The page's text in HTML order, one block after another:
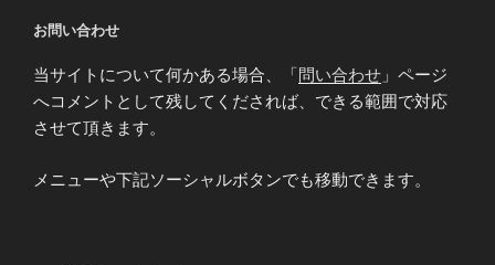
お問い合わせ
当サイトについて何かある場合、「問い合わせ 」ページ
へコメントとして残してくだされば、できる範囲で対応
させて頂きます。
メニューや下記ソーシャルボタンでも移動できます。